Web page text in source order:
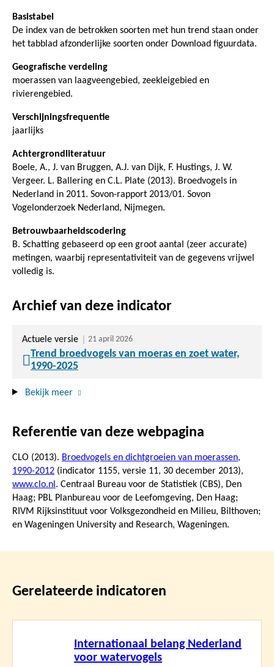
Basistabel
De index van de betrokken soorten met hun trend staan onder
het tabblad afzonderlijke soorten onder Download figuurdata.
Geografische verdeling
moerassen van laagveengebied, zeekleigebied en
rivierengebied.
Verschijningsfrequentie
jaarlijks
Achtergrondliteratuur
Boele, A., J. van Bruggen, A.J. van Dijk, F. Hustings, J. W.
Vergeer. L. Ballering en C.L. Plate (2013). Broedvogels in
Nederland in 2011. Sovon-rapport 2013/01. Sovon
Vogelonderzoek Nederland, Nijmegen.
Betrouwbaarheidscodering
B. Schatting gebaseerd op een groot aantal (zeer accurate)
metingen, waarbij representativiteit van de gegevens vrijwel
volledig is.
Archief van deze indicator
Actuele versie 21 april 2026
Trend broedvogels van moeras en zoet water,
1990-2025
Bekijk meer
Referentie van deze webpagina
CLO (2013). Broedvogels en dichtgroeien van moerassen,
1990-2012 (indicator 1155, versie 11, 30 december 2013),
www.clo.nl . Centraal Bureau voor de Statistiek (CBS), Den
Haag; PBL Planbureau voor de Leefomgeving, Den Haag;
RIVM Rijksinstituut voor Volksgezondheid en Milieu, Bilthoven;
en Wageningen University and Research, Wageningen.
Gerelateerde indicatoren
Internationaal belang Nederland
voor watervogels